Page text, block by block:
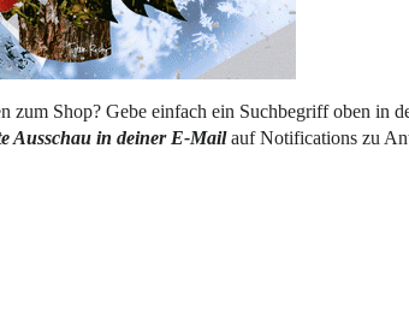
zum Shop? Gebe einfach ein Suchbegriff oben in
Ausschau in deiner E-Mailauf Notifications zu